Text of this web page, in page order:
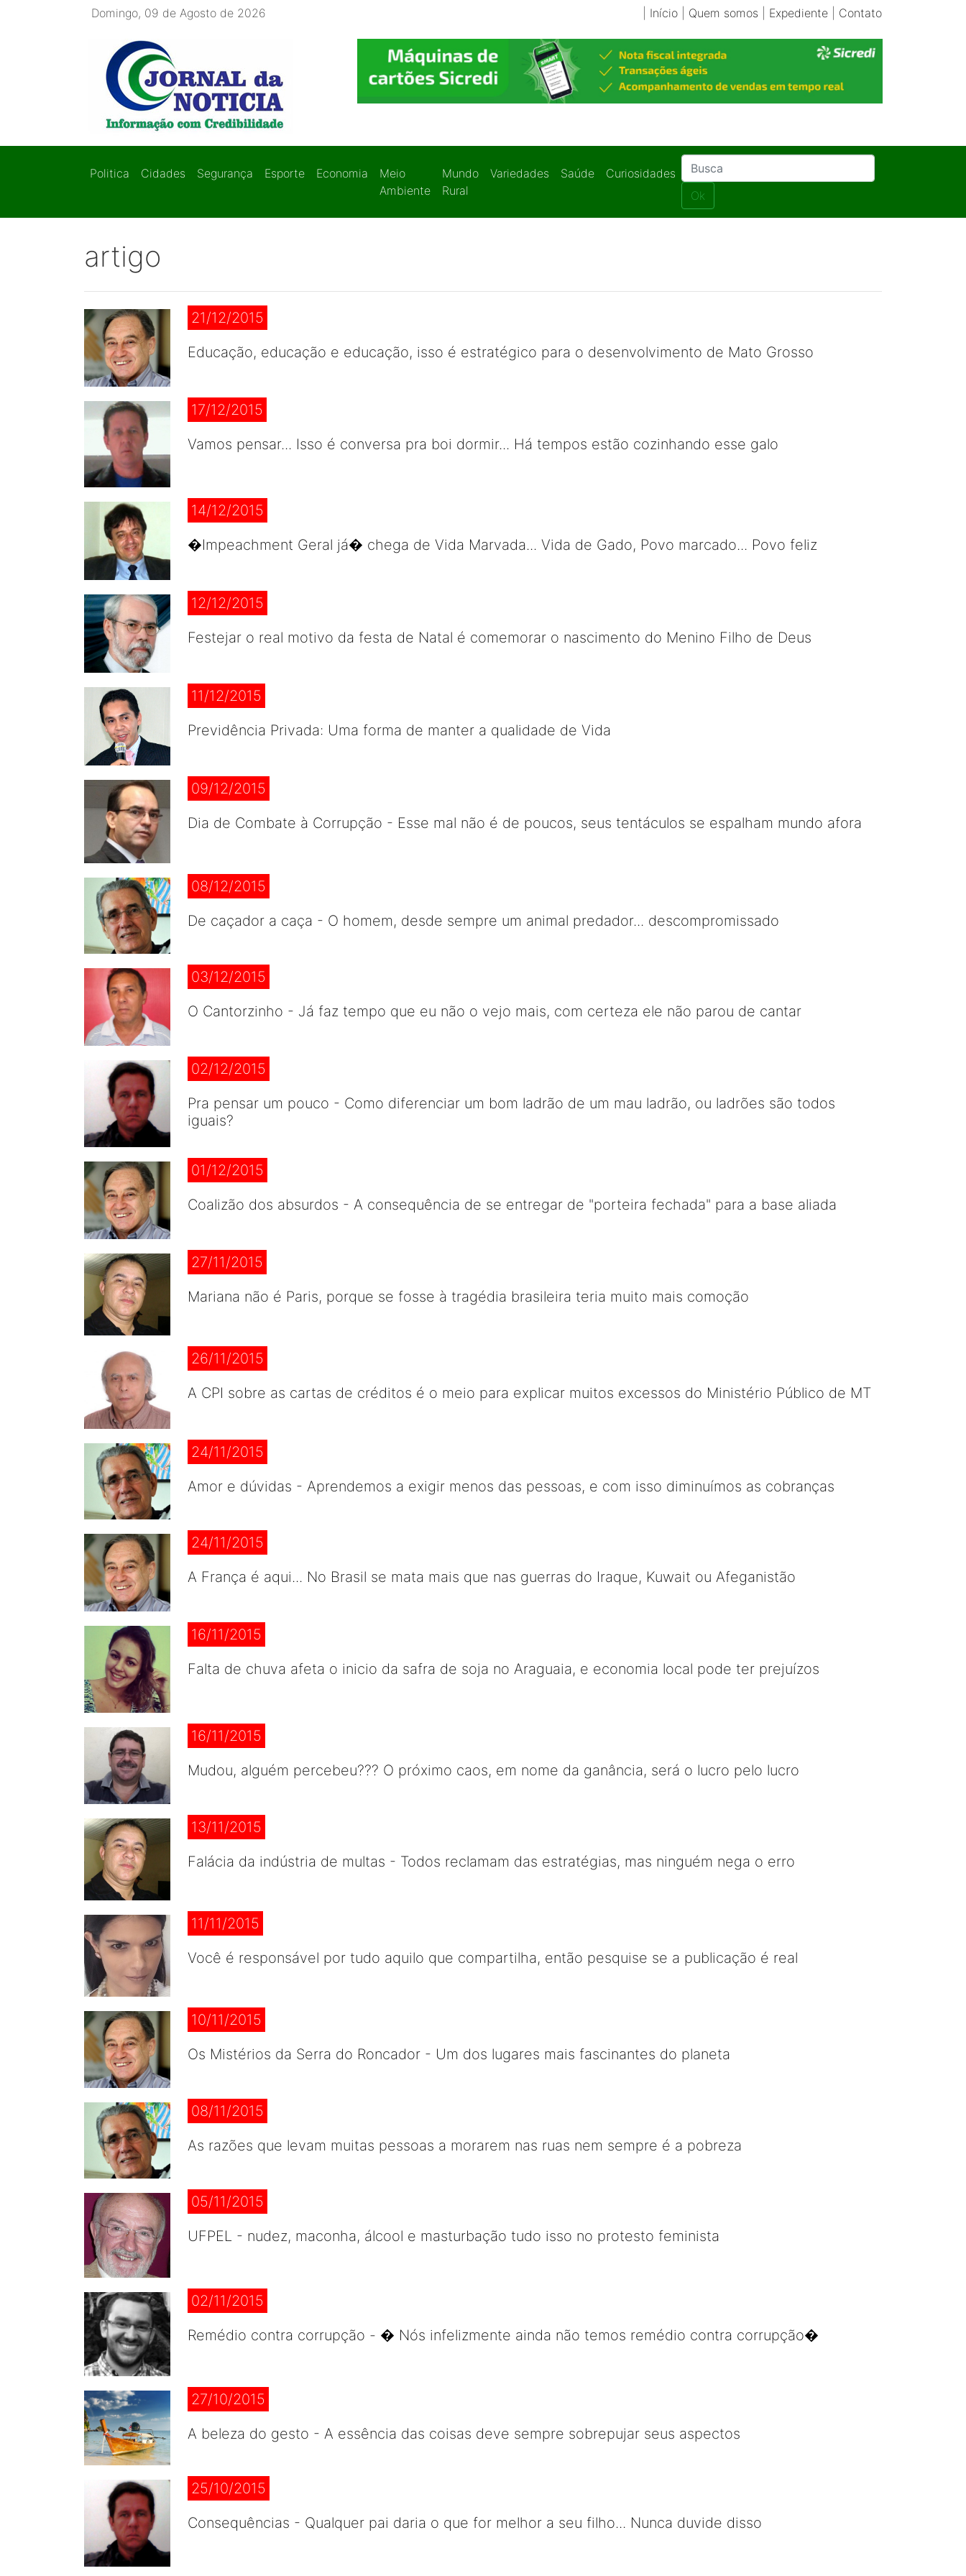
Domingo, 09 de Agosto de 2026 Início| Quem somos Expediente| Contato
Politica Cidades Segurança Esporte Economia
Meio
Ambiente
Mundo
Rural
Variedades Saúde
Curiosidades
Ok
artigo
21/12/2015
Educação, educação e educação, isso é estratégico para o desenvolvimento de Mato Grosso
17/12/2015
Vamos pensar... Isso é conversa pra boi dormir... Há tempos estão cozinhando esse galo
14/12/2015
�Impeachment Geral já� chega de Vida Marvada... Vida de Gado, Povo marcado... Povo feliz
12/12/2015
Festejar o real motivo da festa de Natal é comemorar o nascimento do Menino Filho de Deus
11/12/2015
Previdência Privada: Uma forma de manter a qualidade de Vida
09/12/2015
Dia de Combate à Corrupção - Esse mal não é de poucos, seus tentáculos se espalham mundo afora
08/12/2015
De caçador a caça - O homem, desde sempre um animal predador... descompromissado
03/12/2015
O Cantorzinho - Já faz tempo que eu não o vejo mais, com certeza ele não parou de cantar
02/12/2015
Pra pensar um pouco - Como diferenciar um bom ladrão de um mau ladrão, ou ladrões são todos
iguais?
01/12/2015
Coalizão dos absurdos - A consequência de se entregar de "porteira fechada" para a base aliada
27/11/2015
Mariana não é Paris, porque se fosse à tragédia brasileira teria muito mais comoção
26/11/2015
A CPI sobre as cartas de créditos é o meio para explicar muitos excessos do Ministério Público de MT
24/11/2015
Amor e dúvidas - Aprendemos a exigir menos das pessoas, e com isso diminuímos as cobranças
24/11/2015
A França é aqui... No Brasil se mata mais que nas guerras do Iraque, Kuwait ou Afeganistão
16/11/2015
Falta de chuva afeta o inicio da safra de soja no Araguaia, e economia local pode ter prejuízos
16/11/2015
Mudou, alguém percebeu??? O próximo caos, em nome da ganância, será o lucro pelo lucro
13/11/2015
Falácia da indústria de multas - Todos reclamam das estratégias, mas ninguém nega o erro
11/11/2015
Você é responsável por tudo aquilo que compartilha, então pesquise se a publicação é real
10/11/2015
Os Mistérios da Serra do Roncador - Um dos lugares mais fascinantes do planeta
08/11/2015
As razões que levam muitas pessoas a morarem nas ruas nem sempre é a pobreza
05/11/2015
UFPEL - nudez, maconha, álcool e masturbação tudo isso no protesto feminista
02/11/2015
Remédio contra corrupção - � Nós infelizmente ainda não temos remédio contra corrupção�
27/10/2015
A beleza do gesto - A essência das coisas deve sempre sobrepujar seus aspectos
25/10/2015
Consequências - Qualquer pai daria o que for melhor a seu filho... Nunca duvide disso